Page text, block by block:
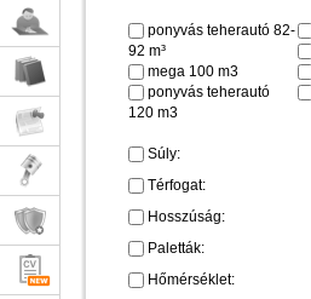
ponyvás teherautó 82-
92 m³
mega 100 m3
ponyvás teherautó
120 m3
Súly:
Térfogat:
Hosszúság:
Paletták:
Hőmérséklet: